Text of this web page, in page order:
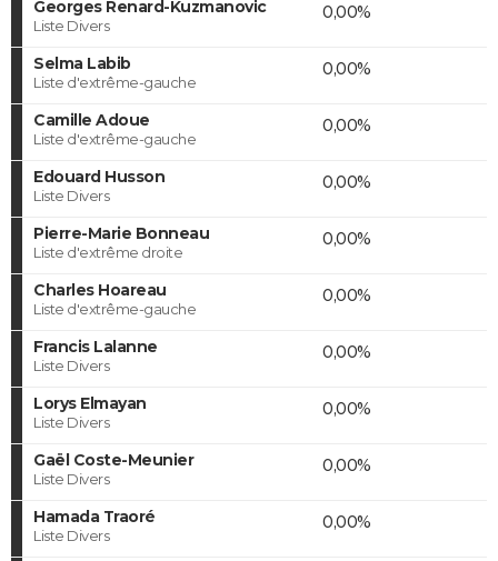
Georges Renard-Kuzmanovic
Liste Divers
0,00%
Selma Labib
Liste d'extrême-gauche
0,00%
Camille Adoue
Liste d'extrême-gauche
0,00%
Edouard Husson
Liste Divers
0,00%
Pierre-Marie Bonneau
Liste d'extrême droite
0,00%
Charles Hoareau
Liste d'extrême-gauche
0,00%
Francis Lalanne
Liste Divers
0,00%
Lorys Elmayan
Liste Divers
0,00%
Gaël Coste-Meunier
Liste Divers
0,00%
Hamada Traoré
Liste Divers
0,00%